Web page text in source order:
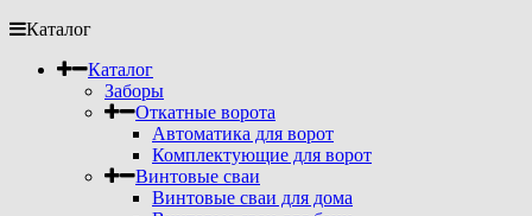
Каталог
Каталог
Заборы
Откатные ворота
Автоматика для ворот
Комплектующие для ворот
Винтовые сваи
Винтовые сваи для дома